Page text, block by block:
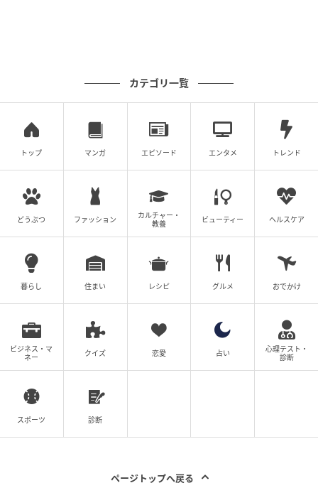
カテゴリ一覧
トップ マンガ エピソード エンタメ トレンド
どうぶつ ファッション
カルチャー・
教養
ビューティー ヘルスケア
暮らし 住まい レシピ グルメ おでかけ
ビジネス・マ
ネー
クイズ 恋愛 占い
心理テスト・
診断
スポーツ 診断
ページトップへ戻る